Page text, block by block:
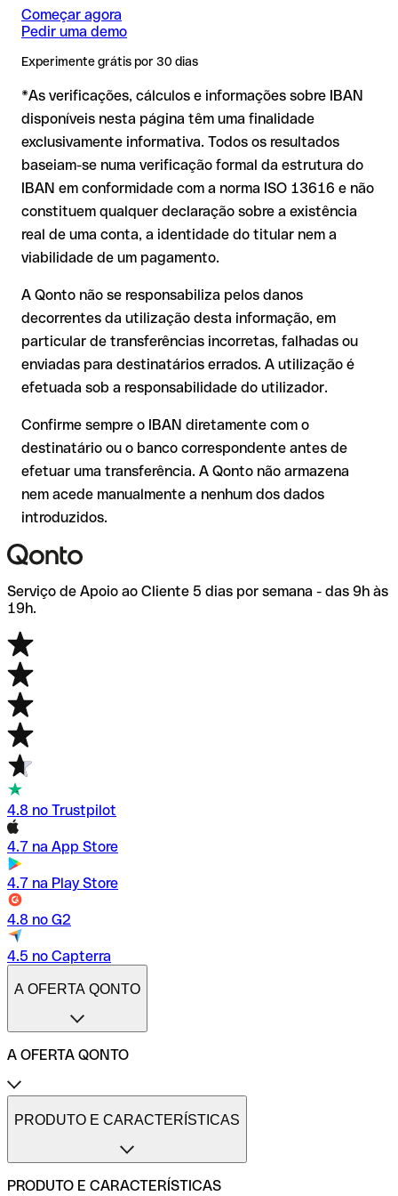
Issue with interpolation.
novas relações comerciais ou com montantes elevados.
IBAN formalmente válido mas incorreto:
forma outra combinação formalmente válida, a
transferência é executada para uma conta alheia. Nesse
caso:
O banco destinatário é obrigado a colaborar na
recuperação dos fundos
A sua instituição pode iniciar um processo de reclamação a
seu pedido
A devolução não está garantida, especialmente se o
Em transferências internacionais fora da área SEPA, a
recuperação é consideravelmente mais complexa e implica
comissões adicionais
Recomendação : verifique sempre o IBAN antes de uma
transferência com o nosso IBAN Checker gratuito e, em caso
precaução é especialmente importante com montantes
elevados ou em novas relações comerciais.
Começar agora
Pedir uma demo
Experimente grátis por 30 dias
*As verificações, cálculos e informações sobre IBAN
disponíveis nesta página têm uma finalidade
exclusivamente informativa. Todos os resultados
baseiam-se numa verificação formal da estrutura do
IBAN em conformidade com a norma ISO 13616 e não
constituem qualquer declaração sobre a existência
real de uma conta, a identidade do titular nem a
viabilidade de um pagamento.
A Qonto não se responsabiliza pelos danos
decorrentes da utilização desta informação, em
particular de transferências incorretas, falhadas ou
enviadas para destinatários errados. A utilização é
efetuada sob a responsabilidade do utilizador.
Confirme sempre o IBAN diretamente com o
destinatário ou o banco correspondente antes de
efetuar uma transferência. A Qonto não armazena
nem acede manualmente a nenhum dos dados
introduzidos.
Serviço de Apoio ao Cliente 5 dias por semana - das 9h às
19h.
4.8 no Trustpilot
4.7 na App Store
4.7 na Play Store
4.8 no G2
4.5 no Capterra
A OFERTA QONTO
A OFERTA QONTO
Conta profissional online
Conta profissional para pequenas empresas
Métodos de pagamento
PRODUTO E CARACTERÍSTICAS
PRODUTO E CARACTERÍSTICAS